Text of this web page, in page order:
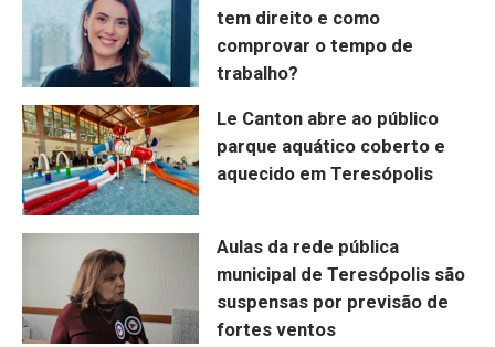
tem direito e como
comprovar o tempo de
trabalho?
Le Canton abre ao público
parque aquático coberto e
aquecido em Teresópolis
Aulas da rede pública
municipal de Teresópolis são
suspensas por previsão de
fortes ventos